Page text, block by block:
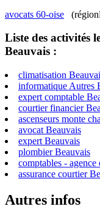
avocats 60-oise
Liste des activités
Beauvais :
climatisation
informatique Autres
expert comptable
courtier financier
ascenseurs monte
avocat Beauvais
expert Beauvais
plombier Beauvais
comptables -
assurance courtier
Autres infos